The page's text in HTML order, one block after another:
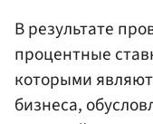
В результате
процентные
которыми
бизнеса,